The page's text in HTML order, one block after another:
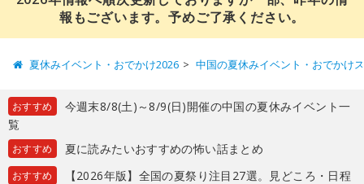
報もございます。予めご了承ください。
夏休みイベント・おでかけ2026 中国の夏休みイベント・おでかけ
おすすめ
今週末8/8(土)～8/9(日)開催の中国の夏休みイベント一
覧
おすすめ 夏に読みたいおすすめの怖い話まとめ
おすすめ
【2026年版】全国の夏祭り注目27選。見どころ・日程